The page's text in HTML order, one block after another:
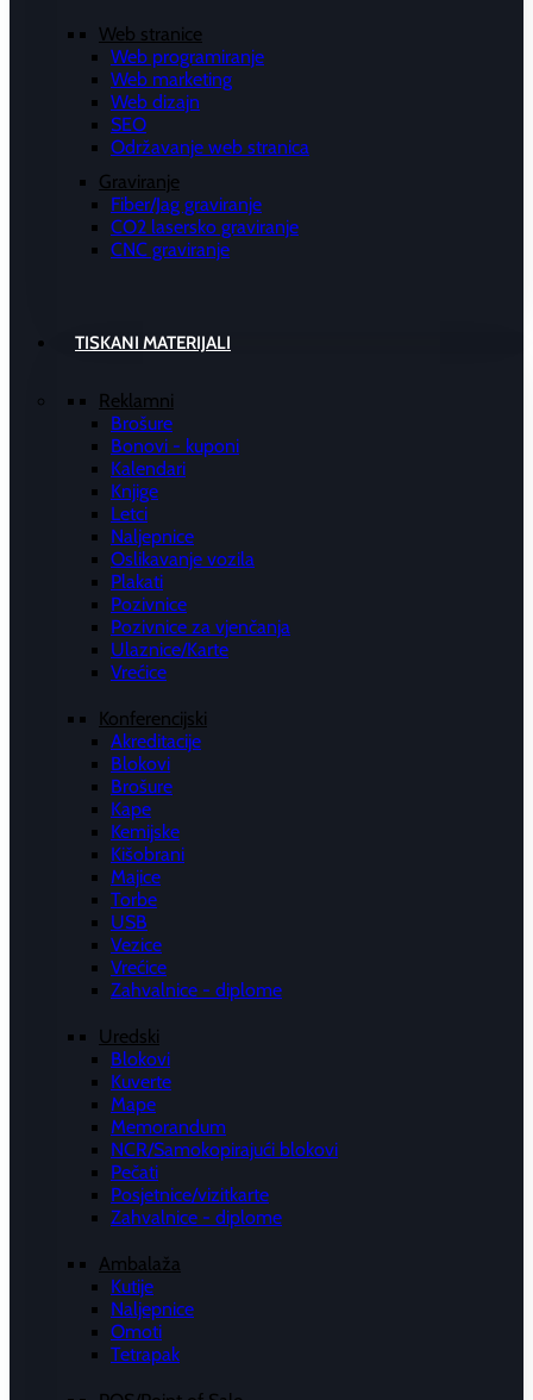
Web stranice
Web programiranje
Web marketing
Web dizajn
SEO
Održavanje web stranica
Graviranje
Fiber/Jag graviranje
CO2 lasersko graviranje
CNC graviranje
TISKANI MATERIJALI
Reklamni
Brošure
Bonovi - kuponi
Kalendari
Knjige
Letci
Naljepnice
Oslikavanje vozila
Plakati
Pozivnice
Pozivnice za vjenčanja
Ulaznice/Karte
Vrećice
Konferencijski
Akreditacije
Blokovi
Brošure
Kape
Kemijske
Kišobrani
Majice
Torbe
USB
Vezice
Vrećice
Zahvalnice - diplome
Uredski
Blokovi
Kuverte
Mape
Memorandum
NCR/Samokopirajući blokovi
Pečati
Posjetnice/vizitkarte
Zahvalnice - diplome
Ambalaža
Kutije
Naljepnice
Omoti
Tetrapak